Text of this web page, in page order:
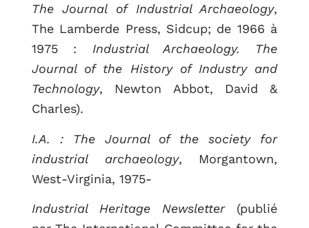
The Journal of Industrial Archaeology,
The Lamberde Press, Sidcup; de 1966 à
1975 : Industrial Archaeology. The
Journal of the History of Industry and
Technology, Newton Abbot, David &
Charles).
I.A. : The Journal of the society for
industrial archaeology, Morgantown,
West-Virginia, 1975-
Industrial Heritage Newsletter(publié